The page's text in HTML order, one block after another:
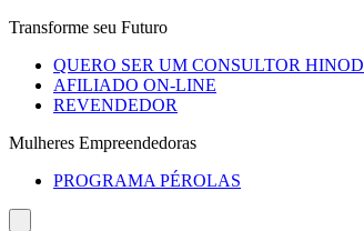
Transforme seu Futuro
QUERO SER UM CONSULTOR
AFILIADO ON-LINE
REVENDEDOR
Mulheres Empreendedoras
PROGRAMA PÉROLAS